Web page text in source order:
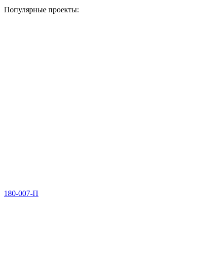
Популярные проекты:
180-007-П